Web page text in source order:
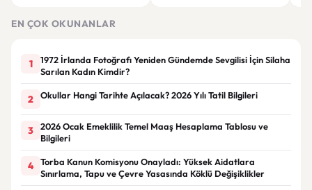
EN ÇOK OKUNANLAR
1
1972 İrlanda Fotoğrafı Yeniden Gündemde Sevgilisi İçin Silaha
Sarılan Kadın Kimdir?
2 Okullar Hangi Tarihte Açılacak? 2026 Yılı Tatil Bilgileri
3
2026 Ocak Emeklilik Temel Maaş Hesaplama Tablosu ve
Bilgileri
4
Torba Kanun Komisyonu Onayladı: Yüksek Aidatlara
Sınırlama, Tapu ve Çevre Yasasında Köklü Değişiklikler